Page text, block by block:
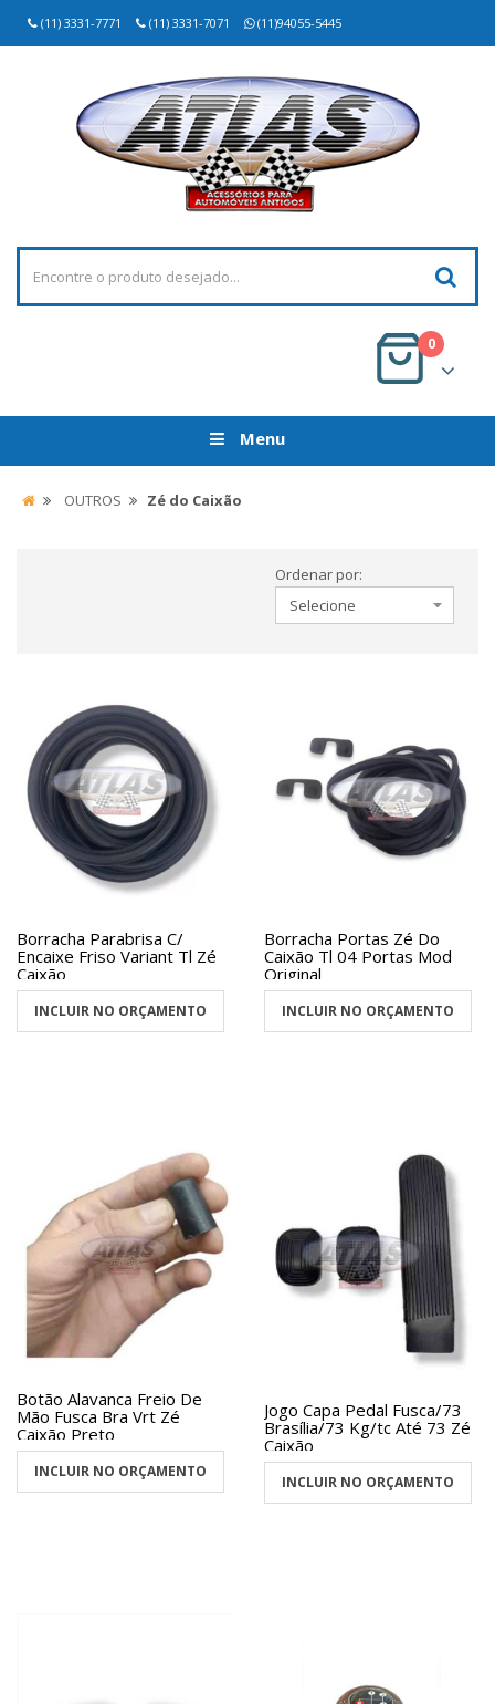
(11) 3331-7771 (11) 3331-7071 (11)94055-5445
0
Menu
OUTROS Zé do Caixão
Ordenar por:
Borracha Parabrisa C/
Encaixe Friso Variant Tl Zé
Caixão
INCLUIR NO ORÇAMENTO
Borracha Portas Zé Do
Caixão Tl 04 Portas Mod
Original
INCLUIR NO ORÇAMENTO
Botão Alavanca Freio De
Mão Fusca Bra Vrt Zé
Caixão Preto
INCLUIR NO ORÇAMENTO
Jogo Capa Pedal Fusca/73
Brasília/73 Kg/tc Até 73 Zé
Caixão
INCLUIR NO ORÇAMENTO